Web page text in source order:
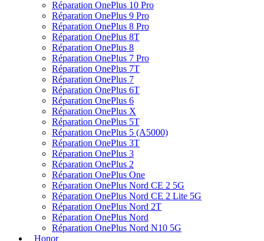
Réparation OnePlus 6
Réparation OnePlus X
Réparation OnePlus 5T
Réparation OnePlus 5 (A5000)
Réparation OnePlus 3T
Réparation OnePlus 3
Réparation OnePlus 2
Réparation OnePlus One
Réparation OnePlus Nord CE 2 5G
Réparation OnePlus Nord CE 2 Lite 5G
Réparation OnePlus Nord 2T
Réparation OnePlus Nord
Réparation OnePlus Nord N10 5G
Honor
Réparation Honor 400 Pro
Réparation Honor 400
Réparation Honor 400 Smart
Réparation Honor 200 Pro
Réparation Honor 200
Réparation Honor 200 Lite
Réparation Honor 200 Smart
Réparation Honor 50
Réparation Honor 50 Lite